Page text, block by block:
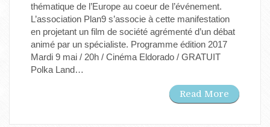
thématique de l’Europe au coeur de l’événement.
L’association Plan9 s’associe à cette manifestation
en projetant un film de société agrémenté d’un débat
animé par un spécialiste. Programme édition 2017
Mardi 9 mai / 20h / Cinéma Eldorado / GRATUIT
Polka Land…
Read More